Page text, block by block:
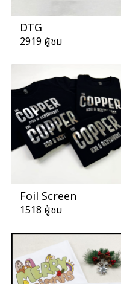
DTG
2919 ผู้ชม
Foil Screen
1518 ผู้ชม